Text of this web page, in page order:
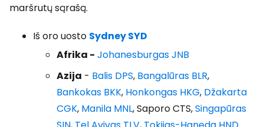
maršrutų sąrašą.
Iš oro uosto Sydney SYD
Afrika - Johanesburgas JNB
Azija - Balis DPS, Bangalūras BLR,
Bankokas BKK, Honkongas HKG, Džakarta
CGK, Manila MNL, Saporo CTS,Singapūras